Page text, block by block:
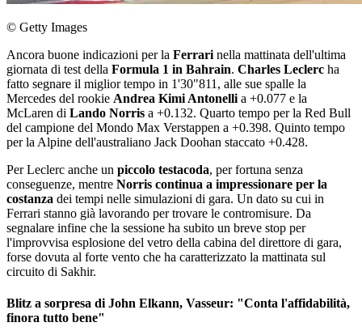
© Getty Images
Ancora buone indicazioni per la Ferrari nella mattinata dell'ultima
giornata di test della Formula 1 in Bahrain. Charles Leclerc ha
fatto segnare il miglior tempo in 1'30"811, alle sue spalle la
Mercedes del rookie Andrea Kimi Antonelli a +0.077 e la
McLaren di Lando Norris a +0.132. Quarto tempo per la Red Bull
del campione del Mondo Max Verstappen a +0.398. Quinto tempo
per la Alpine dell'australiano Jack Doohan staccato +0.428.
Per Leclerc anche un piccolo testacoda, per fortuna senza
conseguenze, mentre Norris continua a impressionare per la
costanza dei tempi nelle simulazioni di gara. Un dato su cui in
Ferrari stanno già lavorando per trovare le contromisure. Da
segnalare infine che la sessione ha subito un breve stop per
l'improvvisa esplosione del vetro della cabina del direttore di gara,
forse dovuta al forte vento che ha caratterizzato la mattinata sul
circuito di Sakhir.
Blitz a sorpresa di John Elkann, Vasseur: "Conta l'affidabilità,
finora tutto bene"